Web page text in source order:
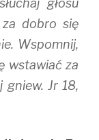
głosu
za dobro się
Wspomnij,
wstawiać za
Jr 18,